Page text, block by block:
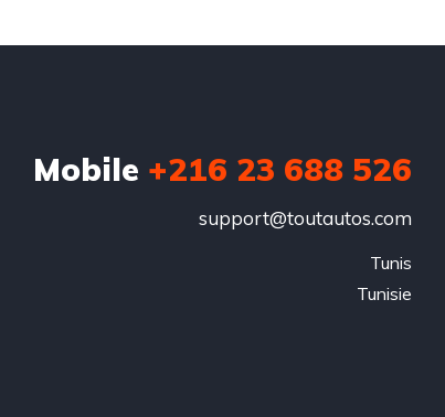
Mobile +216 23 688 526
support@toutautos.com
Tunis
Tunisie